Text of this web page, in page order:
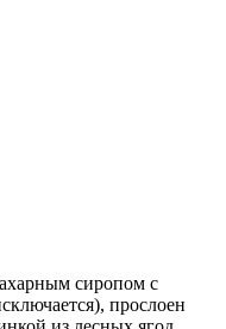
сиропом с
прослоен